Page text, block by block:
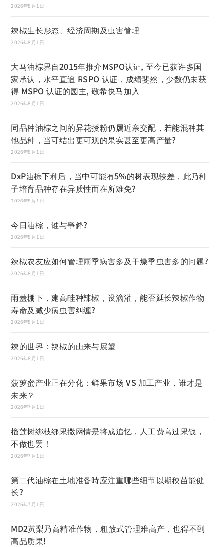
2026年8月1日
辣椒生长形态、经济周期及虫害管理
2026年8月1日
大马油棕界自2015年推介MSPO认证, 至今已获许多国
家承认，水平直追 RSPO 认证，成绩斐然，少数仍未获
得 MSPO 认证的园主, 敬希快马加入
2026年8月1日
同品种油棕之间的异花授粉仍属近亲交配，若能混种其
他品种，当可结出更可观的果实甚至更高产量?
2026年8月1日
DxP油棕下种后，当中可能有5%的树表现较差，此乃种
子培育品种存在异质性而在所难免?
2026年8月1日
今日油棕，谁与爭鋒?
2026年8月1日
辣椒农友应如何管理雨季病害多及干燥季虫害多的问题?
2026年8月1日
雨蓋棚下，建高畦种辣椒，设滴灌，能否延长辣椒作物
寿命及减少病虫害纠缠?
2026年8月1日
辣的世界：辣椒的由来与展望
2026年8月1日
菠萝蜜产业正在分化：鲜果市场 VS 加工产业，谁才是
未来？
2026年7月1日
榴莲树绑枝绑果撒网情景将成追忆，人工费高过果钱，
不做也罢！
2026年7月1日
第二代油棕在土地准备時应注重哪些细节以期秧苗能健
长?
2026年7月1日
MD2黃梨乃高精准作物，粗放式管理难高产，也得不到
高品质果!